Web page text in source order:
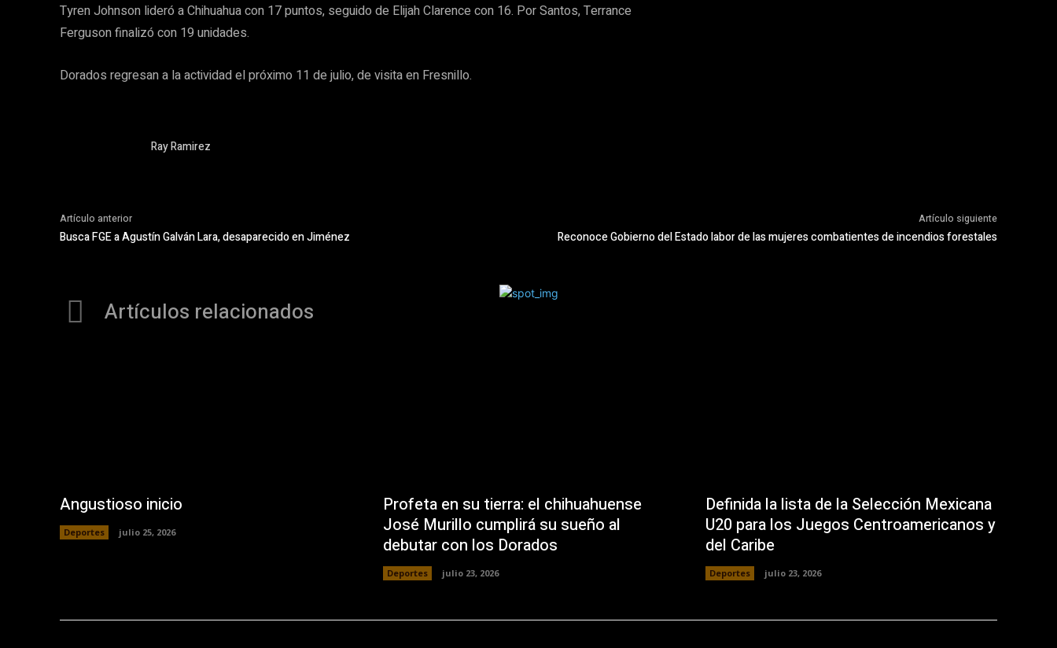
Tyren Johnson lideró a Chihuahua con 17 puntos, seguido de Elijah Clarence con 16. Por Santos, Terrance
Ferguson finalizó con 19 unidades.
Dorados regresan a la actividad el próximo 11 de julio, de visita en Fresnillo.
Ray Ramirez
Artículo anterior
Busca FGE a Agustín Galván Lara, desaparecido en Jiménez
Artículo siguiente
Reconoce Gobierno del Estado labor de las mujeres combatientes de incendios forestales
Artículos relacionados
Angustioso inicio
Deportes julio 25, 2026
Profeta en su tierra: el chihuahuense
José Murillo cumplirá su sueño al
debutar con los Dorados
Deportes julio 23, 2026
Definida la lista de la Selección Mexicana
U20 para los Juegos Centroamericanos y
del Caribe
Deportes julio 23, 2026